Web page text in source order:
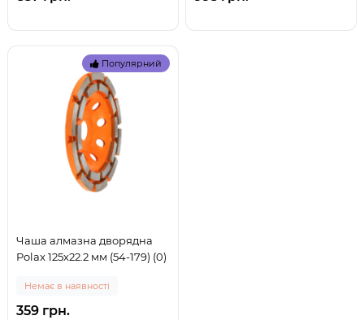
Популярний
Чаша алмазна дворядна
Polax 125х22.2 мм (54-179) (0)
Немає в наявності
359 грн.